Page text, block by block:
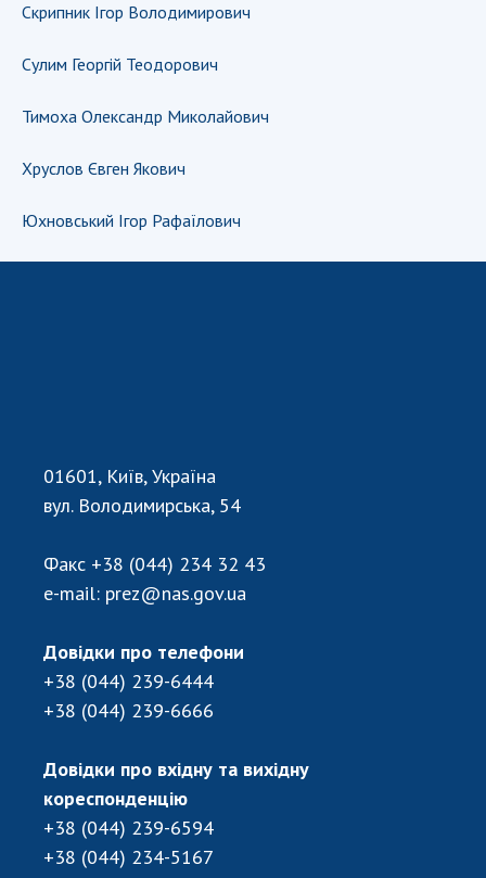
Скрипник Ігор Володимирович
Сулим Георгій Теодорович
Тимоха Олександр Миколайович
Хруслов Євген Якович
Юхновський Iгор Рафаїлович
01601, Київ, Україна
вул. Володимирська, 54
Факс +38 (044) 234 32 43
e-mail: prez@nas.gov.ua
Довідки про телефони
+38 (044) 239-6444
+38 (044) 239-6666
Довідки про вхідну та вихідну
кореспонденцію
+38 (044) 239-6594
+38 (044) 234-5167